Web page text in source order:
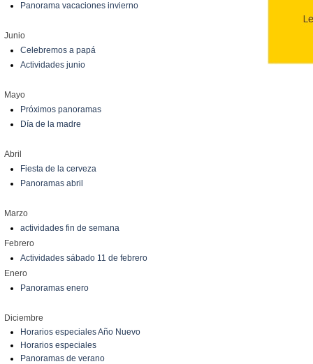
Panorama vacaciones invierno
Junio
Celebremos a papá
Actividades junio
Mayo
Próximos panoramas
Día de la madre
Abril
Fiesta de la cerveza
Panoramas abril
Marzo
actividades fin de semana
Febrero
Actividades sábado 11 de febrero
Enero
Panoramas enero
Diciembre
Horarios especiales Año Nuevo
Horarios especiales
Panoramas de verano